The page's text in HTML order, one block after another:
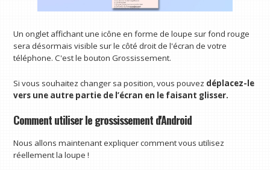
Un onglet affichant une icône en forme de loupe sur fond rouge
sera désormais visible sur le côté droit de l'écran de votre
téléphone. C'est le bouton Grossissement.
Si vous souhaitez changer sa position, vous pouvez déplacez-le
vers une autre partie de l’écran en le faisant glisser.
Comment utiliser le grossissement d'Android
Nous allons maintenant expliquer comment vous utilisez
réellement la loupe !